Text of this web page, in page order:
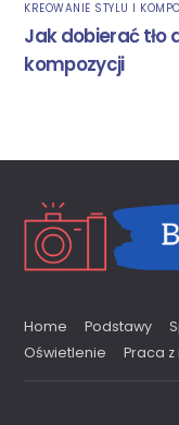
KREOWANIE STYLU I
Jak dobierać tło
kompozycji
Home Podstawy
Oświetlenie
Praca